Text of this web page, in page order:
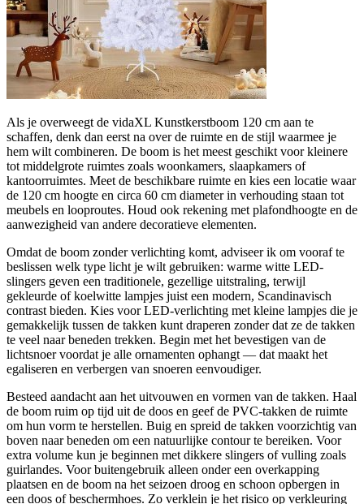
Als je overweegt de vidaXL Kunstkerstboom 120 cm aan te
schaffen, denk dan eerst na over de ruimte en de stijl waarmee je
hem wilt combineren. De boom is het meest geschikt voor kleinere
tot middelgrote ruimtes zoals woonkamers, slaapkamers of
kantoorruimtes. Meet de beschikbare ruimte en kies een locatie waar
de 120 cm hoogte en circa 60 cm diameter in verhouding staan tot
meubels en looproutes. Houd ook rekening met plafondhoogte en de
aanwezigheid van andere decoratieve elementen.
Omdat de boom zonder verlichting komt, adviseer ik om vooraf te
beslissen welk type licht je wilt gebruiken: warme witte LED-
slingers geven een traditionele, gezellige uitstraling, terwijl
gekleurde of koelwitte lampjes juist een modern, Scandinavisch
contrast bieden. Kies voor LED-verlichting met kleine lampjes die je
gemakkelijk tussen de takken kunt draperen zonder dat ze de takken
te veel naar beneden trekken. Begin met het bevestigen van de
lichtsnoer voordat je alle ornamenten ophangt — dat maakt het
egaliseren en verbergen van snoeren eenvoudiger.
Besteed aandacht aan het uitvouwen en vormen van de takken. Haal
de boom ruim op tijd uit de doos en geef de PVC-takken de ruimte
om hun vorm te herstellen. Buig en spreid de takken voorzichtig van
boven naar beneden om een natuurlijke contour te bereiken. Voor
extra volume kun je beginnen met dikkere slingers of vulling zoals
guirlandes. Voor buitengebruik alleen onder een overkapping
plaatsen en de boom na het seizoen droog en schoon opbergen in
een doos of beschermhoes. Zo verklein je het risico op verkleuring